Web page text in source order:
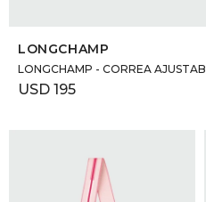
LONGCHAMP
LONGCHAMP - CORREA
USD 195